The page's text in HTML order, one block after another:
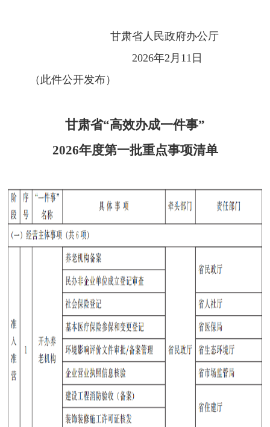
甘肃省人民政府办公厅
2026年2月11日
（此件公开发布）
甘肃省“高效办成一件事”
2026年度第一批重点事项清单